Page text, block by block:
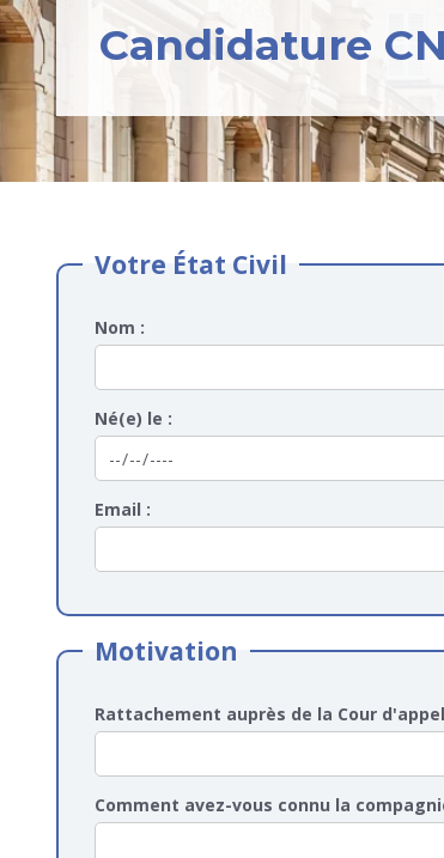
Candidature
Votre État Civil
Nom :
Né(e) le :
Email :
Motivation
Rattachement auprès de la Cour
Comment avez-vous connu la